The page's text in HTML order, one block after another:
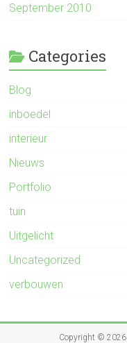
September 2010
Categories
Blog
inboedel
interieur
Nieuws
Portfolio
tuin
Uitgelicht
Uncategorized
verbouwen
Copyright © 2026